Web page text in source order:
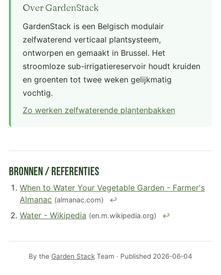
Over GardenStack
GardenStack is een Belgisch modulair
zelfwaterend verticaal plantsysteem,
ontworpen en gemaakt in Brussel. Het
stroomloze sub-irrigatiereservoir houdt kruiden
en groenten tot twee weken gelijkmatig
vochtig.
Zo werken zelfwaterende plantenbakken
Bronnen / Referenties
When to Water Your Vegetable Garden - Farmer's
Almanac (almanac.com) ↩
Water - Wikipedia (en.m.wikipedia.org) ↩
By the Garden Stack Team · Published 2026-06-04